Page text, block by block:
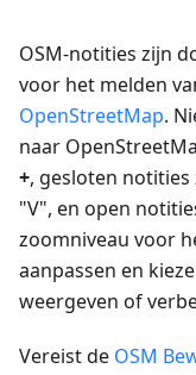
OSM-notities zijn
voor het melden
OpenStreetMap.
naar
+, gesloten
"V", en open
zoomniveau voor
aanpassen en
weergeven of
Vereist de OSM